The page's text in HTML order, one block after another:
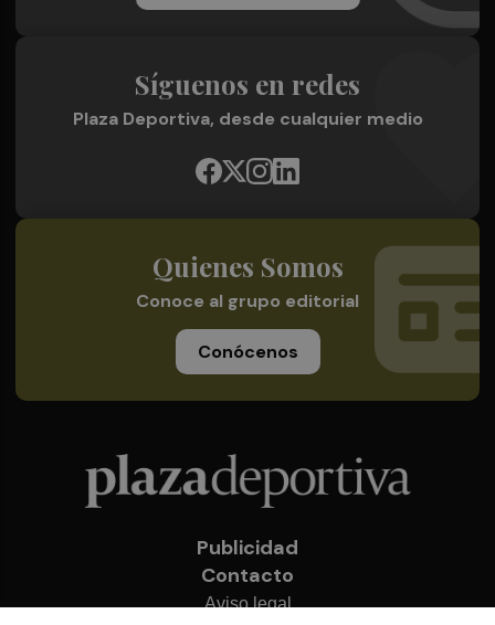
Síguenos en redes
Plaza Deportiva, desde cualquier medio
Quienes Somos
Conoce al grupo editorial
Conócenos
Publicidad
Contacto
Aviso legal